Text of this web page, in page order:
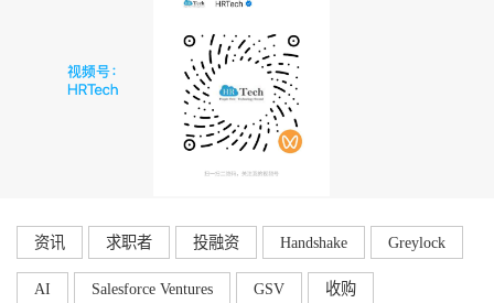
资讯 求职者 投融资 Handshake Greylock
AI Salesforce Ventures GSV 收购